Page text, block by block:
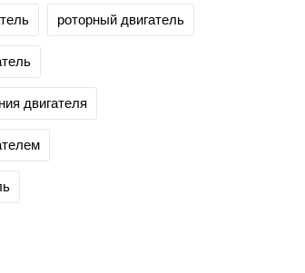
роторный двигатель
двигателя